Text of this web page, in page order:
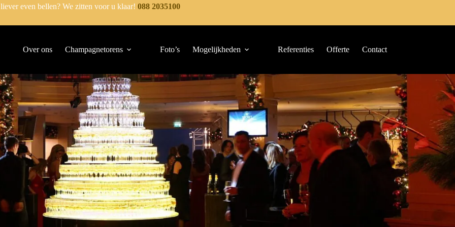
even bellen? We zitten voor u klaar! 088 2035100
Over ons Champagnetorens Foto’s Mogelijkheden Referenties Offerte Contact